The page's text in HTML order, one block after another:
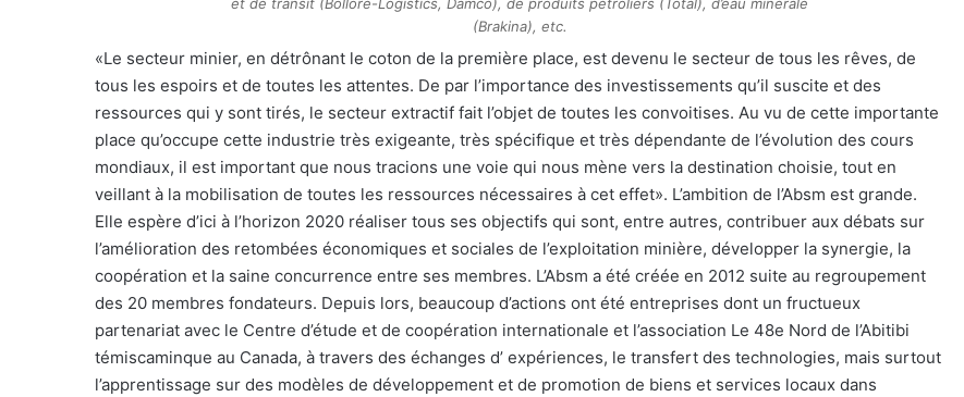
(Brakina), etc.
«Le secteur minier, en détrônant le coton de la première place, est devenu le secteur de tous les rêves, de
tous les espoirs et de toutes les attentes. De par l’importance des investissements qu’il suscite et des
ressources qui y sont tirés, le secteur extractif fait l’objet de toutes les convoitises. Au vu de cette importante
place qu’occupe cette industrie très exigeante, très spécifique et très dépendante de l’évolution des cours
mondiaux, il est important que nous tracions une voie qui nous mène vers la destination choisie, tout en
veillant à la mobilisation de toutes les ressources nécessaires à cet effet». L’ambition de l’Absm est grande.
Elle espère d’ici à l’horizon 2020 réaliser tous ses objectifs qui sont, entre autres, contribuer aux débats sur
l’amélioration des retombées économiques et sociales de l’exploitation minière, développer la synergie, la
coopération et la saine concurrence entre ses membres. L’Absm a été créée en 2012 suite au regroupement
des 20 membres fondateurs. Depuis lors, beaucoup d’actions ont été entreprises dont un fructueux
partenariat avec le Centre d’étude et de coopération internationale et l’association Le 48e Nord de l’Abitibi
témiscaminque au Canada, à travers des échanges d’ expériences, le transfert des technologies, mais surtout
l’apprentissage sur des modèles de développement et de promotion de biens et services locaux dans